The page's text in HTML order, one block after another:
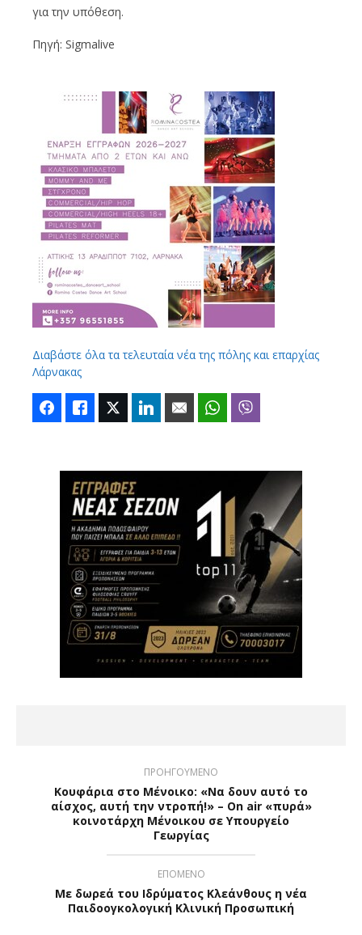
για την υπόθεση.
Πηγή: Sigmalive
Διαβάστε όλα τα τελευταία νέα της πόλης και επαρχίας
Λάρνακας
FacebookLike Twitter LinkedIn Email WhatsApp
ΠΡΟΗΓΟΥΜΕΝΟ
Κουφάρια στο Μένοικο: «Να δουν αυτό το
αίσχος, αυτή την ντροπή!» – On air «πυρά»
κοινοτάρχη Μένοικου σε Υπουργείο
Γεωργίας
ΕΠΟΜΕΝΟ
Με δωρεά του Ιδρύματος Κλεάνθους η νέα
Παιδοογκολογική Κλινική Προσωπική